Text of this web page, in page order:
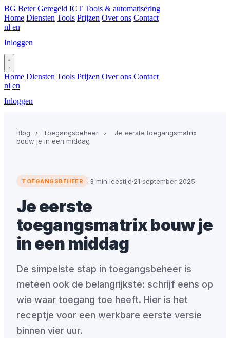
BG Beter Geregeld ICT Tools & automatisering
Home Diensten Tools Prijzen Over ons Contact
nl en
Inloggen
Home Diensten Tools Prijzen Over ons Contact
nl en
Inloggen
Blog › Toegangsbeheer ›
Je eerste toegangsmatrix
bouw je in een middag
TOEGANGSBEHEER ·3 min leestijd·21 september 2025
Je eerste
toegangsmatrix bouw je
in een middag
De simpelste stap in toegangsbeheer is
meteen ook de belangrijkste: schrijf eens op
wie waar toegang toe heeft. Hier is het
receptje voor een werkbare eerste versie
binnen vier uur.